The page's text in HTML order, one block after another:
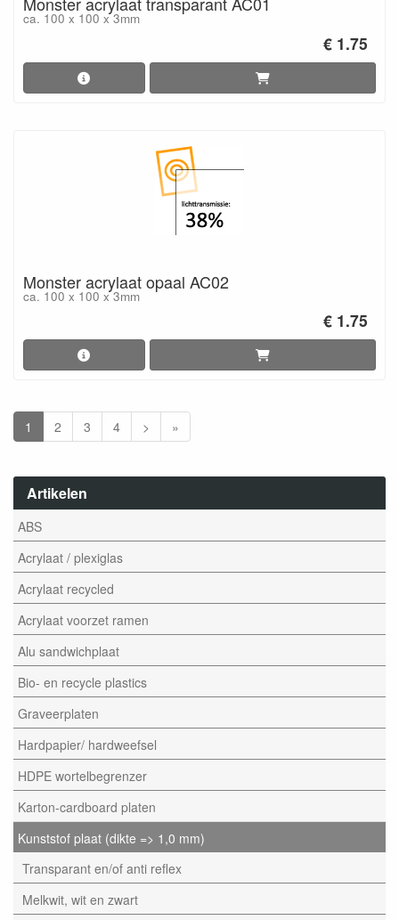
Artikelen
ABS
Acrylaat / plexiglas
Acrylaat recycled
Acrylaat voorzet ramen
Alu sandwichplaat
Bio- en recycle plastics
Graveerplaten
Hardpapier/ hardweefsel
HDPE wortelbegrenzer
Karton-cardboard platen
Kunststof plaat (dikte => 1,0 mm)
Transparant en/of anti reflex
Melkwit, wit en zwart
ca. 100 x 100 x 3mm
€ 1.75
Monster acrylaat opaal AC02
ca. 100 x 100 x 3mm
€ 1.75
1 2 3 4 > »